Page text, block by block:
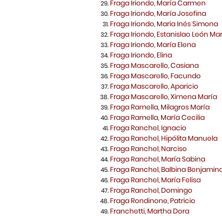
Fraga Iriondo, María Carmen
Fraga Iriondo, María Josefina
Fraga Iriondo, Maria Inés Simona
Fraga Iriondo, Estanislao León
Fraga Iriondo, María Elena
Fraga Iriondo, Elina
Fraga Mascarello, Casiana
Fraga Mascarello, Facundo
Fraga Mascarello, Aparicio
Fraga Mascarello, Ximena María
Fraga Ramella, Milagros María
Fraga Ramella, María Cecilia
Fraga Ranchel, Ignacio
Fraga Ranchel, Hipólita Manuela
Fraga Ranchel, Narciso
Fraga Ranchel, María Sabina
Fraga Ranchel, Balbina
Fraga Ranchel, María Felisa
Fraga Ranchel, Domingo
Fraga Rondinone, Patricio
Franchetti, Martha Dora